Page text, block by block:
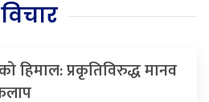
विचार
हिमाल: प्रकृतिविरुद्ध मानव